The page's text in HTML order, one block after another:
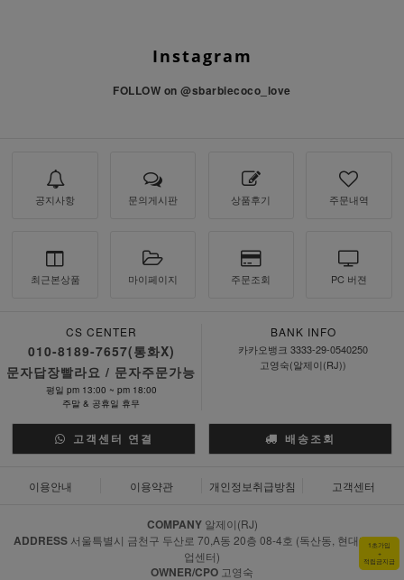
1초가입
+
적립금지급
Instagram
FOLLOW on @sbarbiecoco_love
공지사항 문의게시판 상품후기 주문내역
최근본상품 마이페이지 주문조회 PC 버젼
CS CENTER
010-8189-7657(통화X)
문자답장빨라요 / 문자주문가능
평일 pm 13:00 ~ pm 18:00
주말 & 공휴일 휴무
BANK INFO
카카오뱅크 3333-29-0540250
고영숙(알제이(RJ))
고객센터 연결 배송조회
이용안내 이용약관 개인정보취급방침 고객센터
COMPANY알제이(RJ)
ADDRESS서울특별시 금천구 두산로 70,A동 20층 08-4호 (독산동, 현대지식산
업센터)
OWNER/CPO 고영숙